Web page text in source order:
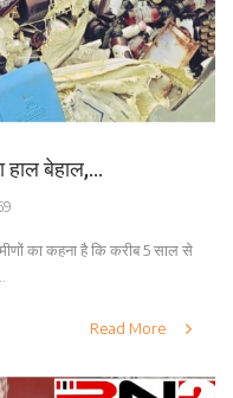
हाल बेहाल,...
का कहना है कि करीब 5 साल से
Read More